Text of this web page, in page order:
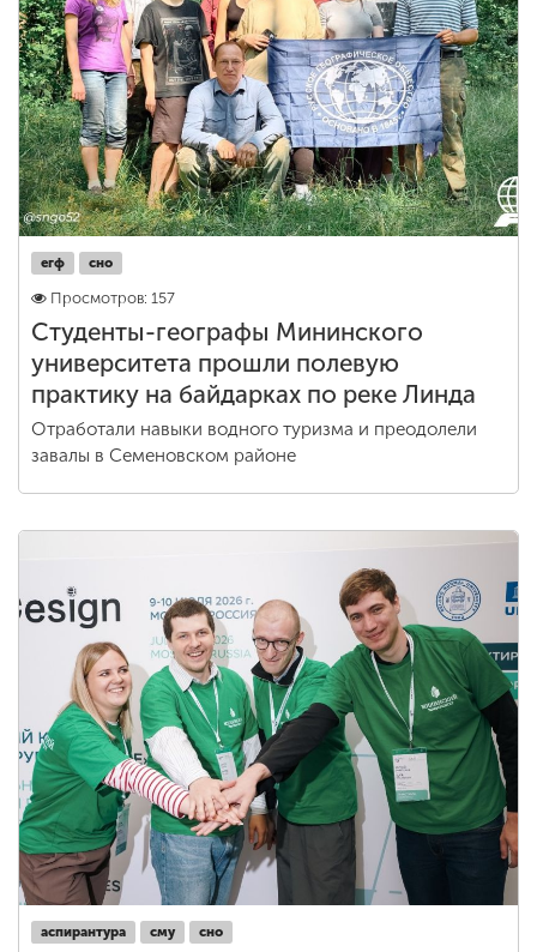
егф сно
Просмотров: 157
Студенты-географы Мининского
университета прошли полевую
практику на байдарках по реке Линда
Отработали навыки водного туризма и преодолели
завалы в Семеновском районе
аспирантура сму сно